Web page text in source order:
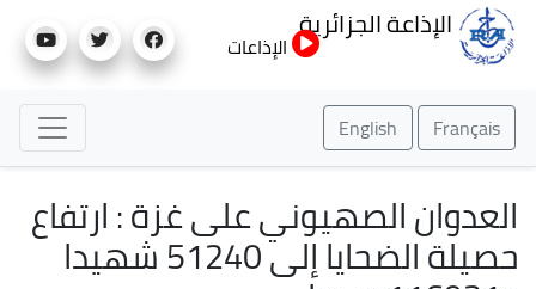
إلى
الإذاعة الجزائرية
الإذاعات
Français
English
العدوان الصهيوني على غزة : ارتفاع
حصيلة الضحايا إلى 51240 شهيدا